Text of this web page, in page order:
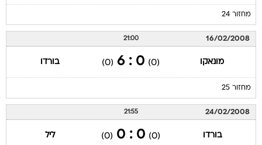
מחזור 24
16/02/2008
21:00
מונאקו (0)
0 : 6
(0) בורדו
מחזור 25
24/02/2008
21:55
בורדו (0)
0 : 0
(0) ליל